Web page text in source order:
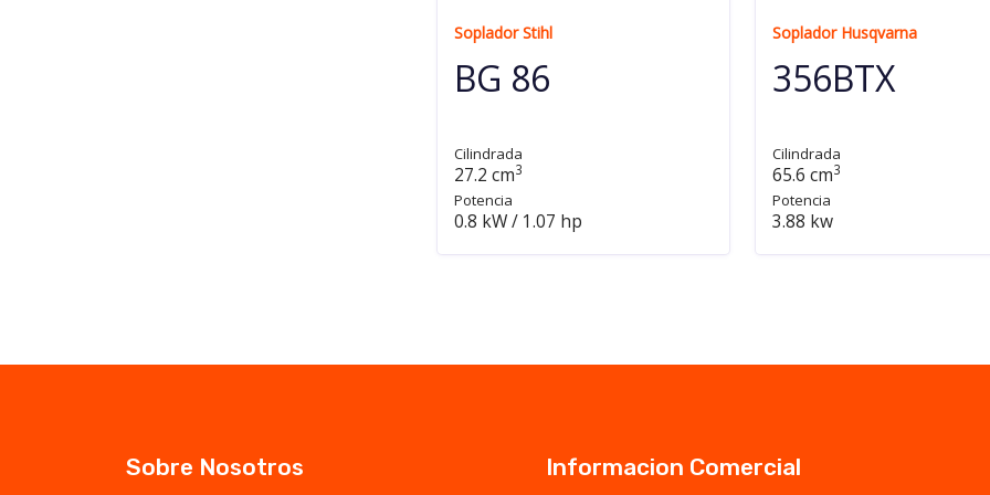
Soplador Stihl
BG 86
Cilindrada
27.2 cm3
Potencia
0.8 kW / 1.07 hp
Soplador Husqvarna
356BTX
Cilindrada
65.6 cm3
Potencia
3.88 kw
Sobre Nosotros Informacion Comercial